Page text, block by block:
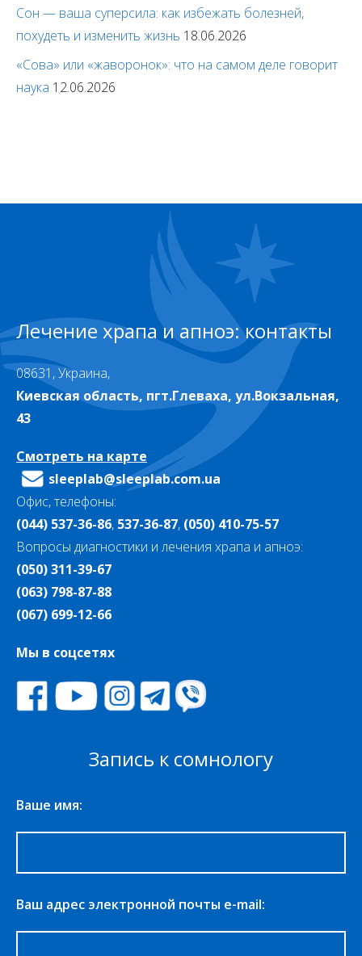
Сон — ваша суперсила: как избежать болезней,
похудеть и изменить жизнь 18.06.2026
«Сова» или «жаворонок»: что на самом деле говорит
наука 12.06.2026
Лечение храпа и апноэ: контакты
08631, Украина,
Киевская область, пгт.Глеваха, ул.Вокзальная,
43
Смотреть на карте
sleeplab@sleeplab.com.ua
Офис, телефоны:
(044) 537-36-86, 537-36-87, (050) 410-75-57
Вопросы диагностики и лечения храпа и апноэ:
(050) 311-39-67
(063) 798-87-88
(067) 699-12-66
Мы в соцсетях
Запись к сомнологу
Ваше имя:
Ваш адрес электронной почты e-mail: